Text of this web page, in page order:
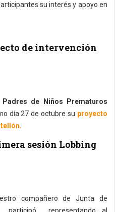
su interés y apoyo en
de intervención
de Niños Prematuros
día 27 de octubre su proyecto
sesión Lobbing
compañero de Junta de